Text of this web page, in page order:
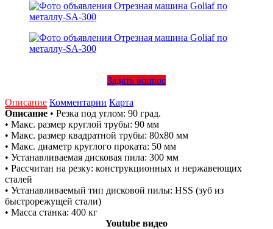
Задать вопрос
Описание Комментарии Карта
Описание • Резка под углом: 90 град.
• Макс. размер круглой трубы: 90 мм
• Макс. размер квадратной трубы: 80х80 мм
• Макс. диаметр круглого проката: 50 мм
• Устанавливаемая дисковая пила: 300 мм
• Рассчитан на резку: конструкционных и нержавеющих
сталей
• Устанавливаемый тип дисковой пилы: HSS (зуб из
быстрорежущей стали)
• Масса станка: 400 кг
Youtube видео